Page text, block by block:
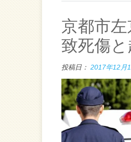
京都市
致死傷
投稿日： 2017年12月